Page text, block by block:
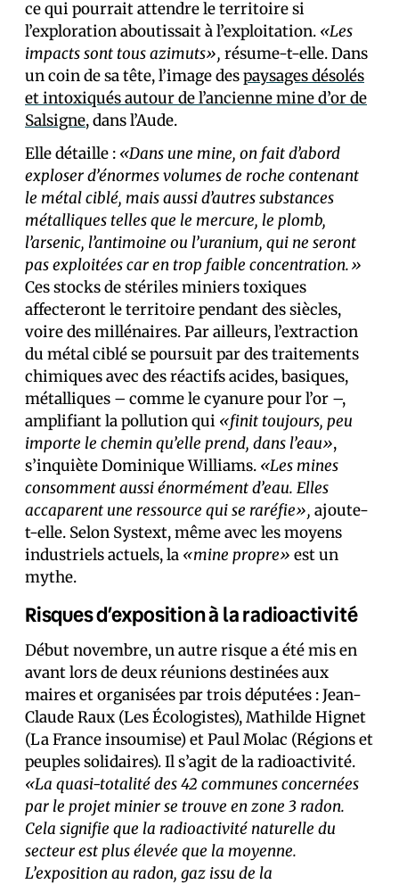
ce qui pourrait attendre le territoire si
l’exploration aboutissait à l’exploitation. «Les
impacts sont tous azimuts», résume-t-elle. Dans
un coin de sa tête, l’image despaysages désolés
et intoxiqués autour de l’ancienne mine d’or de
Salsigne, dans l’Aude.
Elle détaille : «Dans une mine, on fait d’abord
exploser d’énormes volumes de roche contenant
le métal ciblé, mais aussi d’autres substances
métalliques telles que le mercure, le plomb,
l’arsenic, l’antimoine ou l’uranium, qui ne seront
pas exploitées car en trop faible concentration.»
Ces stocks de stériles miniers toxiques
affecteront le territoire pendant des siècles,
voire des millénaires. Par ailleurs, l’extraction
du métal ciblé se poursuit par des traitements
chimiques avec des réactifs acides, basiques,
métalliques – comme le cyanure pour l’or –,
amplifiant la pollution qui «finit toujours, peu
importe le chemin qu’elle prend, dans l’eau»,
s’inquiète Dominique Williams. «Les mines
consomment aussi énormément d’eau. Elles
accaparent une ressource qui se raréfie», ajoute-
t-elle. Selon Systext, même avec les moyens
industriels actuels, la «mine propre» est un
mythe.
Risques d’exposition à la radioactivité
Début novembre, un autre risque a été mis en
avant lors de deux réunions destinées aux
maires et organisées par trois député·es : Jean-
Claude Raux (Les Écologistes), Mathilde Hignet
(La France insoumise) et Paul Molac (Régions et
peuples solidaires). Il s’agit de la radioactivité.
«La quasi-totalité des 42 communes concernées
par le projet minier se trouve en zone 3 radon.
Cela signifie que la radioactivité naturelle du
secteur est plus élevée que la moyenne.
L’exposition au radon, gaz issu de la